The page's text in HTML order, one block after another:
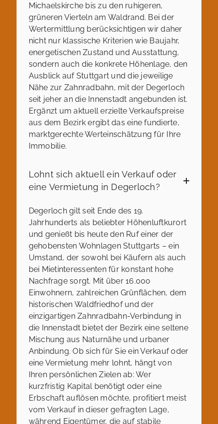
Michaelskirche bis zu den ruhigeren,
grüneren Vierteln am Waldrand. Bei der
Wertermittlung berücksichtigen wir daher
nicht nur klassische Kriterien wie Baujahr,
energetischen Zustand und Ausstattung,
sondern auch die konkrete Höhenlage, den
Ausblick auf Stuttgart und die jeweilige
Nähe zur Zahnradbahn, mit der Degerloch
seit jeher an die Innenstadt angebunden ist.
Ergänzt um aktuell erzielte Verkaufspreise
aus dem Bezirk ergibt das eine fundierte,
marktgerechte Werteinschätzung für Ihre
Immobilie.
Lohnt sich aktuell ein Verkauf oder
eine Vermietung in Degerloch?
Degerloch gilt seit Ende des 19.
Jahrhunderts als beliebter Höhenluftkurort
und genießt bis heute den Ruf einer der
gehobensten Wohnlagen Stuttgarts – ein
Umstand, der sowohl bei Käufern als auch
bei Mietinteressenten für konstant hohe
Nachfrage sorgt. Mit über 16.000
Einwohnern, zahlreichen Grünflächen, dem
historischen Waldfriedhof und der
einzigartigen Zahnradbahn-Verbindung in
die Innenstadt bietet der Bezirk eine seltene
Mischung aus Naturnähe und urbaner
Anbindung. Ob sich für Sie ein Verkauf oder
eine Vermietung mehr lohnt, hängt von
Ihren persönlichen Zielen ab: Wer
kurzfristig Kapital benötigt oder eine
Erbschaft auflösen möchte, profitiert meist
vom Verkauf in dieser gefragten Lage,
während Eigentümer, die auf stabile